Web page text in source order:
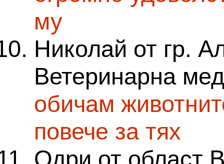
му
Николай от гр.
Ветеринарна
обичам
повече за тях